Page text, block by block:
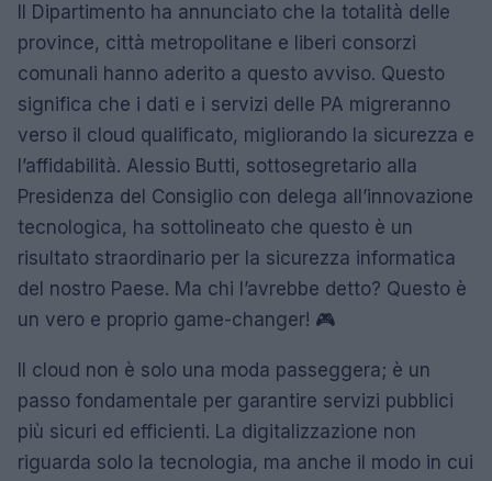
Il Dipartimento ha annunciato che la totalità delle
province, città metropolitane e liberi consorzi
comunali hanno aderito a questo avviso. Questo
significa che i dati e i servizi delle PA migreranno
verso il cloud qualificato, migliorando la sicurezza e
l’affidabilità. Alessio Butti, sottosegretario alla
Presidenza del Consiglio con delega all’innovazione
tecnologica, ha sottolineato che questo è un
risultato straordinario per la sicurezza informatica
del nostro Paese. Ma chi l’avrebbe detto? Questo è
un vero e proprio game-changer! 🎮
Il cloud non è solo una moda passeggera; è un
passo fondamentale per garantire servizi pubblici
più sicuri ed efficienti. La digitalizzazione non
riguarda solo la tecnologia, ma anche il modo in cui